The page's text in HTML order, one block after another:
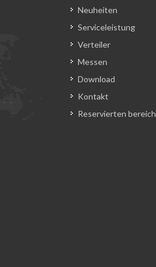
Neuheiten
Serviceleistung
Verteiler
Messen
Download
Kontakt
Reservierten bereich